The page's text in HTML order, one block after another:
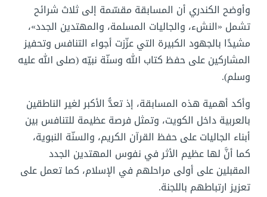
وأوضح الكندري أن المسابقة مقسّمة إلى ثلاث شرائح
تشمل «النشء، والجاليات المسلمة، والمهتدين الجدد»،
مشيدًا بالجهود الكبيرة التي عزّزت أجواء التنافس وتحفيز
المشاركين على حفظ كتاب الله وسنّة نبيّه (صلى الله عليه
وسلم).
وأكد أهمية هذه المسابقة، إذ تعدُّ الأكبر لغير الناطقين
بالعربية داخل الكويت، وتمثل فرصة عظيمة للتنافس بين
أبناء الجاليات على حفظ القرآن الكريم، والسنّة النبوية،
كما أنَّ لها عظيم الأثر في نفوس المهتدين الجدد
المقبلين على أولى مراحلهم في الإسلام، كما تعمل على
تعزيز ارتباطهم باللجنة.